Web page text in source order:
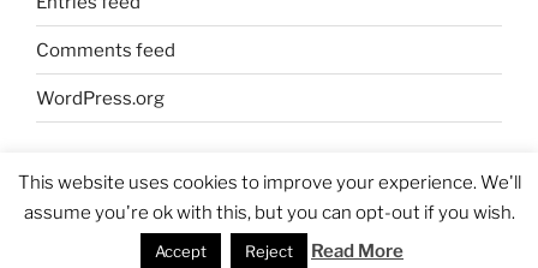
Comments feed
WordPress.org
Proudly powered by WordPress
This website uses cookies to improve your experience. We'll
assume you're ok with this, but you can opt-out if you wish.
Accept Reject Read More